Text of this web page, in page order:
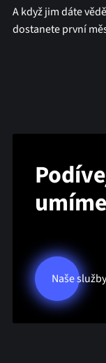
A když jim dáte
dostanete první
Naše služby